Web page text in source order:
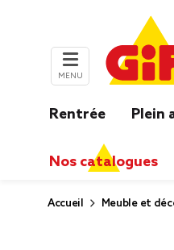
MENU
Rentrée Plein
Nos catalogues
Accueil Meuble et